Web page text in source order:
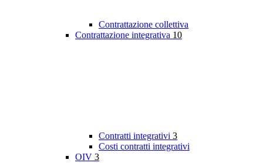
Contrattazione collettiva
Contrattazione integrativa 10
Contratti integrativi 3
Costi contratti integrativi
OIV 3